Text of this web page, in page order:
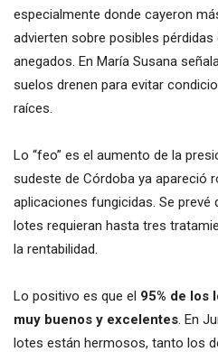
especialmente donde cayeron
advierten sobre posibles
anegados. En María Susana
suelos drenen para evitar
raíces.
Lo “feo” es el aumento de la
sudeste de Córdoba ya apareció
aplicaciones fungicidas. Se
lotes requieran hasta tres
la rentabilidad.
Lo positivo es que el 95% de los
muy buenos y excelentes. En
lotes están hermosos, tanto los